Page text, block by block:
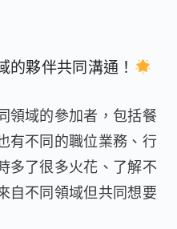
的夥伴共同溝通！
領域的參加者，包括餐
有不同的職位業務、行
多了很多火花、了解不
自不同領域但共同想要